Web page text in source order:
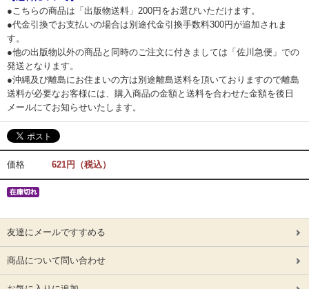
●こちらの商品は「出版物送料」200円をお選びいただけます。
●代金引換でお支払いの場合は別途代金引換手数料300円が追加されま
す。
●他の出版物以外の商品と同時のご注文に付きましては「佐川急便」での
発送となります。
●沖縄及び離島にお住まいの方は別途離島送料を頂いておりますので離島
送料が必要なお客様には、購入商品の金額と送料を合わせた金額を後日
メールにてお知らせいたします。
価格 621円（税込）
友達にメールですすめる
商品について問い合わせ